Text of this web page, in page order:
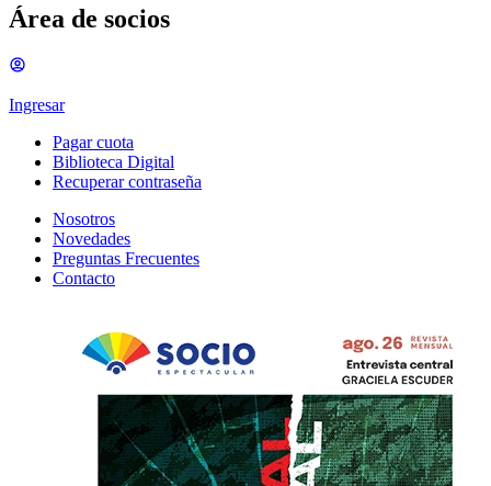
Área de socios
Ingresar
Pagar cuota
Biblioteca Digital
Recuperar contraseña
Nosotros
Novedades
Preguntas Frecuentes
Contacto